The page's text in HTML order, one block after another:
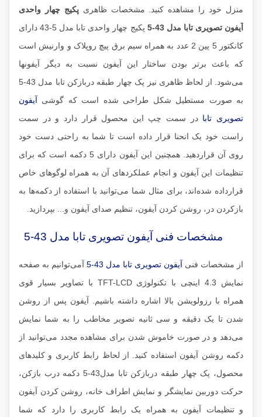
منزل خود را مشاهده کنید. مشخصات ظاهریپکیج چهار واحدی
آیفون تصویری تابا مدل 43-5
پکیج چهار واحدی تابا مدل 5-43 دارای
کانکتور 5 پین 2 عدد به همراه سیم برق پیچ روپلاک و وارنیش است
که باعث برتر بودن ساختار این آیفون نسبت به دیگر آیفون‎ها
می‌شود. از لحاظ ظاهری نیز پک چهار طبقه دربازکن تابا مدل 43-5
به صورت مستطیل شکل طراحی شده‌ است که گوشی آیفون
تصویری تابادر سمت چپ این محصول قرار دارد و در سمت
راست خود یک انحنا قرار داده است تا شما به راحتی دست خود
روی آن قراردهید. همچنین این آیفون دارای 5 دکمه است که برای
تنظیمات این آیفون و انجام عملکردهای آن به همراه لوگوهای خاص
قرارداده شده‌اند، برای مثال شما می‌توانید با استفاده از دکمه‌ها به
بازکردن در، روشن کردن آیفون، تنظیم صدای آیفون و... بپردازید.
مشخصات فنی آیفون تصویری تابا مدل 43-5
از مشخصات فنی آیفون تصویری تابا مدل 43-5
آمی‌توانیم به صفحه
نمایش 4.3 اینچی با تکنولوژی TFT-LCD با تصاویر بسیار قوی
همراه با رزولویشن بالا اشاره داشته باشیم. آیفون پس از روشن
شدن تا یک دقیقه و سی ثانیه تصویر مخاطب را به شما نمایش
می‌دهد و در صورت خاموش شدن برای مشاهده مجدد می‌توانید از
دکمه روشن آیفون استفاده کنید. از لحاظ رابط کاربری و کلیدهای
محصول، پک چهار طبقه دربازکن تابا مدل43-5 دکمه درب بازکن،
حرکت دوربین نمایشگر و نمایش اطراف خانه، روشن کردن آیفون
و تنظیمات آیفون به همراه یک رابط کاربری را دارد که شما